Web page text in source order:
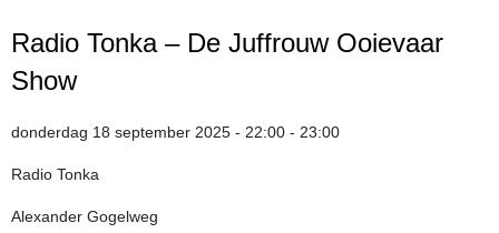
Radio Tonka – De Juffrouw Ooievaar
Show
donderdag 18 september 2025 - 22:00 - 23:00
Radio Tonka
Alexander Gogelweg